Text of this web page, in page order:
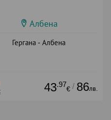
Албена
Гергана - Албена
43.97
€ / 86лв.